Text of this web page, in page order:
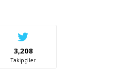
3,208
Takipçiler